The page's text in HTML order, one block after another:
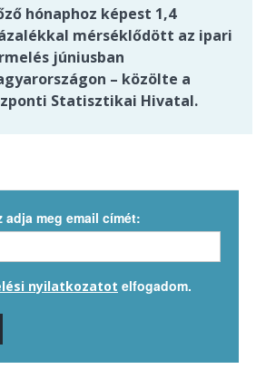
hónaphoz képest 1,4
mérséklődött az ipari
júniusban
– közölte a
Statisztikai Hivatal.
adja meg email címét:
nyilatkozatot elfogadom.